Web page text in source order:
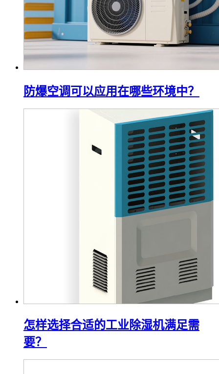
防爆空调可以应用在哪些环境中？
怎样选择合适的工业除湿机满足需
要？